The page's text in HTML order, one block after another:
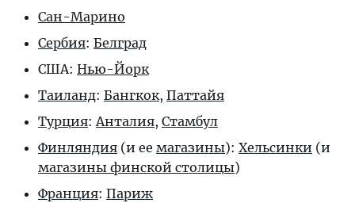
Сан-Марино
Сербия: Белград
США: Нью-Йорк
Таиланд: Бангкок, Паттайя
Турция:Анталия, Стамбул
Финляндия (и ее магазины): Хельсинки (и
магазины финской столицы)
Франция: Париж